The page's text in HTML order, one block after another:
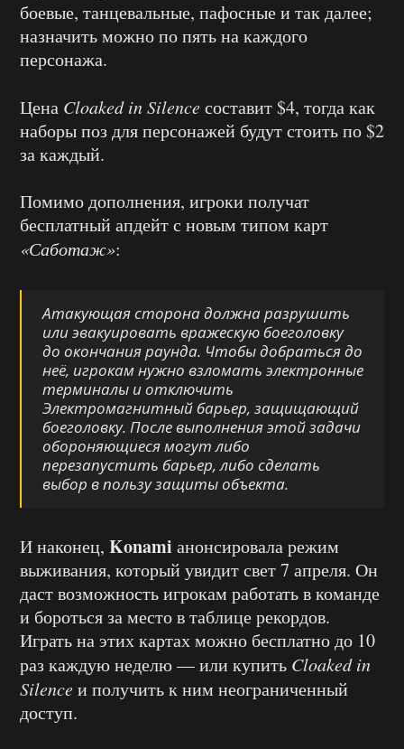
боевые, танцевальные, пафосные и так далее;
назначить можно по пять на каждого
персонажа.
Цена Cloaked in Silenceсоставит $4, тогда как
наборы поз для персонажей будут стоить по $2
за каждый.
Помимо дополнения, игроки получат
бесплатный апдейт с новым типом карт
«Саботаж»:
Атакующая сторона должна разрушить
или эвакуировать вражескую боеголовку
до окончания раунда. Чтобы добраться до
неё, игрокам нужно взломать электронные
терминалы и отключить
Электромагнитный барьер, защищающий
боеголовку. После выполнения этой задачи
обороняющиеся могут либо
перезапустить барьер, либо сделать
выбор в пользу защиты объекта.
И наконец, Konami анонсировала режим
выживания, который увидит свет 7 апреля. Он
даст возможность игрокам работать в команде
и бороться за место в таблице рекордов.
Играть на этих картах можно бесплатно до 10
раз каждую неделю — или купить Cloaked in
Silenceи получить к ним неограниченный
доступ.